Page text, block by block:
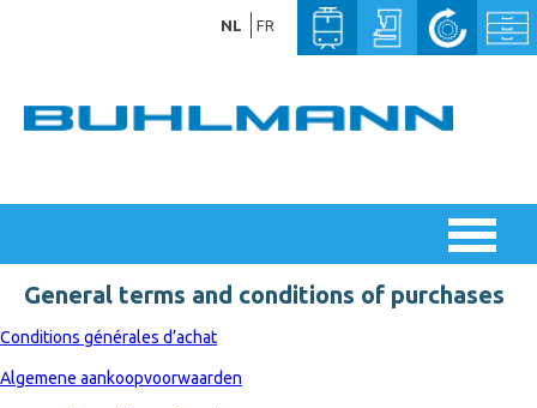
NL FR
General terms and conditions of purchases
Conditions générales d’achat
Algemene aankoopvoorwaarden